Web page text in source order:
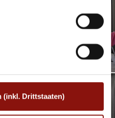
(inkl. Drittstaaten)